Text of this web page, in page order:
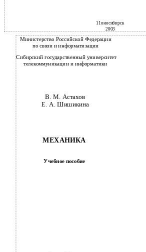
11оносибирск
2003
Министерство Российской Федерации
по связи и информатизации
Сибирский государственный университет
телекоммуникации и информатики
В. М. Астахов
Е. А. Шишикина
МЕХАНИКА
Учебное пособие